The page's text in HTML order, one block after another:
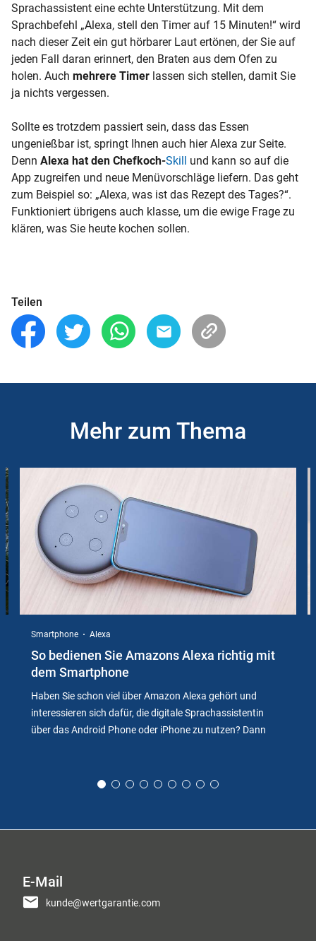
Sprachassistent eine echte Unterstützung. Mit dem
Sprachbefehl „Alexa, stell den Timer auf 15 Minuten!“ wird
nach dieser Zeit ein gut hörbarer Laut ertönen, der Sie auf
jeden Fall daran erinnert, den Braten aus dem Ofen zu
holen. Auch mehrere Timer lassen sich stellen, damit Sie
ja nichts vergessen.
Sollte es trotzdem passiert sein, dass das Essen
ungenießbar ist, springt Ihnen auch hier Alexa zur Seite.
Denn Alexa hat den Chefkoch-Skill und kann so auf die
App zugreifen und neue Menüvorschläge liefern. Das geht
zum Beispiel so: „Alexa, was ist das Rezept des Tages?“.
Funktioniert übrigens auch klasse, um die ewige Frage zu
klären, was Sie heute kochen sollen.
Teilen
Mehr zum Thema
Instructions
Smartphone Alexa
So bedienen Sie Amazons Alexa richtig mit
dem Smartphone
Haben Sie schon viel über Amazon Alexa gehört und
interessieren sich dafür, die digitale Sprachassistentin
über das Android Phone oder iPhone zu nutzen? Dann
E-Mail
kunde@wertgarantie.com